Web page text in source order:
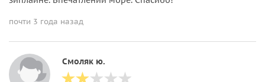
почти 3 года назад
Смоляк ю.